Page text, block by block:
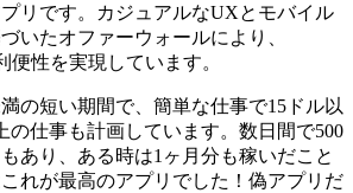
リです。カジュアルなUXとモバイル
いたオファーウォールにより、
便性を実現しています。
の短い期間で、簡単な仕事で15ドル以
の仕事も計画しています。数日間で500
あり、ある時は1ヶ月分も稼いだこと
れが最高のアプリでした！偽アプリだ